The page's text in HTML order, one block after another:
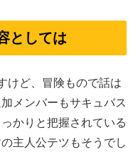
としては
けど、冒険もので話は
メンバーもサキュバス
かりと把握されている
主人公テツもそうでし